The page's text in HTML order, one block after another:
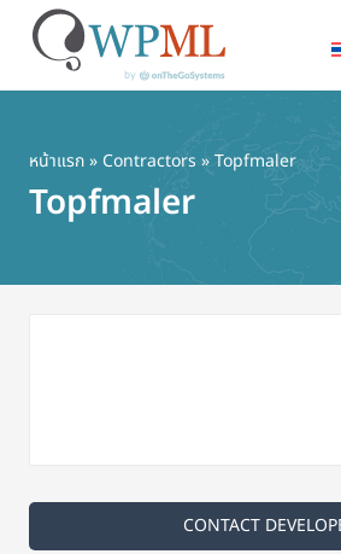
เนื้อหา
หน้าแรก» Contractors » Topfmaler
Topfmaler
CONTACT